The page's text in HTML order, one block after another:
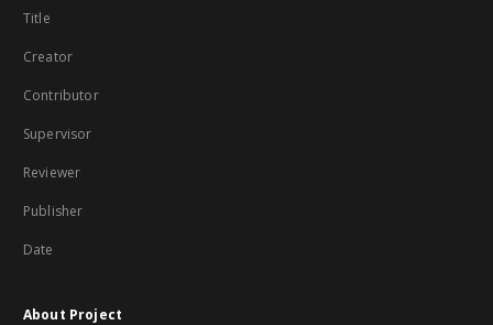
Title
Creator
Contributor
Supervisor
Reviewer
Publisher
Date
About Project